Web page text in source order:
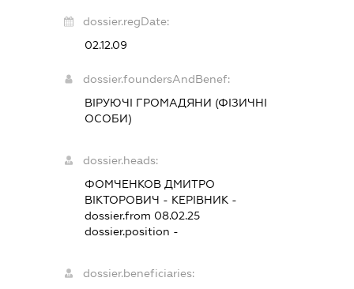
dossier.regDate:
02.12.09
dossier.foundersAndBenef:
ВІРУЮЧІ ГРОМАДЯНИ (ФІЗИЧНІ
ОСОБИ)
dossier.heads:
ФОМЧЕНКОВ ДМИТРО
ВІКТОРОВИЧ - КЕРІВНИК -
dossier.from 08.02.25
dossier.position -
dossier.beneficiaries: